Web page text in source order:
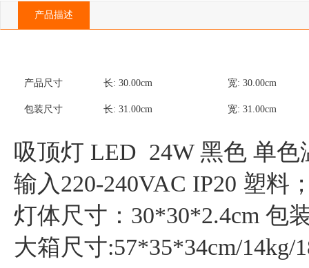
产品描述
产品尺寸 长: 30.00cm 宽: 30.00cm
包装尺寸 长: 31.00cm 宽: 31.00cm
吸顶灯 LED  24W 黑色 单色
输入220-240VAC IP20 塑料
灯体尺寸：30*30*2.4cm 包
大箱尺寸:57*35*34cm/14kg/